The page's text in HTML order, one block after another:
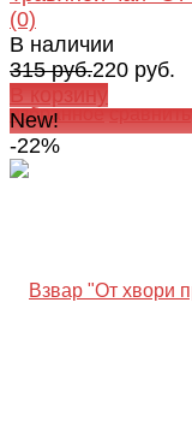
избранное сравнить
(0)
В наличии
315 руб.220 руб.
В корзину
New!
-22%